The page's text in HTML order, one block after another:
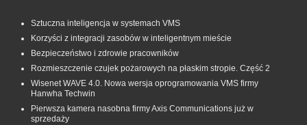
Sztuczna inteligencja w systemach VMS
Korzyści z integracji zasobów w inteligentnym mieście
Bezpieczeństwo i zdrowie pracowników
Rozmieszczenie czujek pożarowych na płaskim stropie. Część 2
Wisenet WAVE 4.0. Nowa wersja oprogramowania VMS firmy
Hanwha Techwin
Pierwsza kamera nasobna firmy Axis Communications już w
sprzedaży